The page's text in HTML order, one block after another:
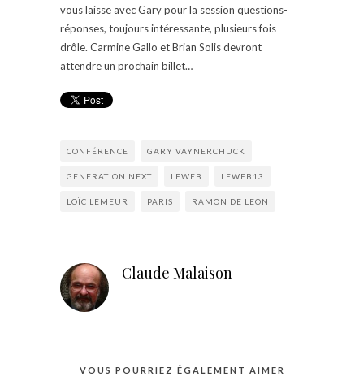
vous laisse avec Gary pour la session questions-
réponses, toujours intéressante, plusieurs fois
drôle. Carmine Gallo et Brian Solis devront
attendre un prochain billet…
CONFÉRENCE GARY VAYNERCHUCK
GENERATION NEXT LEWEB LEWEB13
LOÏC LEMEUR PARIS RAMON DE LEON
Claude Malaison
VOUS POURRIEZ ÉGALEMENT AIMER